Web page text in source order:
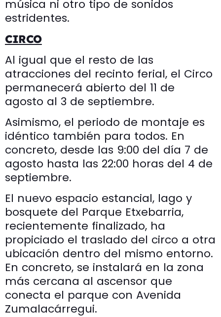
música ni otro tipo de sonidos
estridentes.
CIRCO
Al igual que el resto de las
atracciones del recinto ferial, el Circo
permanecerá abierto del 11 de
agosto al 3 de septiembre.
Asimismo, el periodo de montaje es
idéntico también para todos. En
concreto, desde las 9:00 del día 7 de
agosto hasta las 22:00 horas del 4 de
septiembre.
El nuevo espacio estancial, lago y
bosquete del Parque Etxebarria,
recientemente finalizado, ha
propiciado el traslado del circo a otra
ubicación dentro del mismo entorno.
En concreto, se instalará en la zona
más cercana al ascensor que
conecta el parque con Avenida
Zumalacárregui.